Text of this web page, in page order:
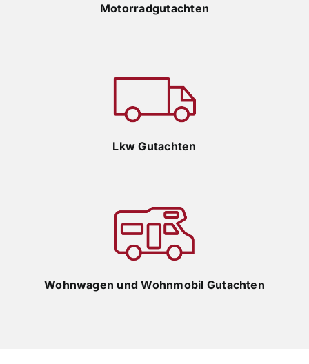
Motorradgutachten
Lkw Gutachten
Wohnwagen und Wohnmobil Gutachten